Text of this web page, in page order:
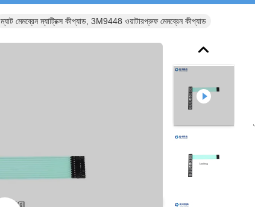
ম্যাট মেমব্রেন ম্যাট্রিক্স কীপ্যাড, 3M9448 ওয়াটারপ্রুফ মেমব্রেন কীপ্যাড